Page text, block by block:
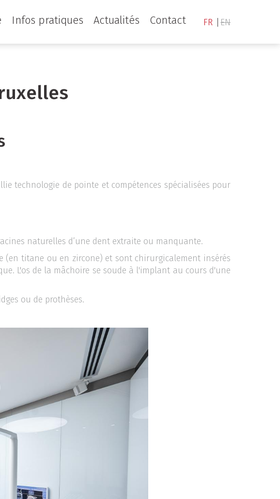
FR EN
Infos pratiques Actualités Contact
technologie de pointe et compétences spécialisées pour
naturelles d’une dent extraite ou manquante.
titane ou en zircone) et sont chirurgicalement insérés
L'os de la mâchoire se soude à l'implant au cours d'une
ou de prothèses.